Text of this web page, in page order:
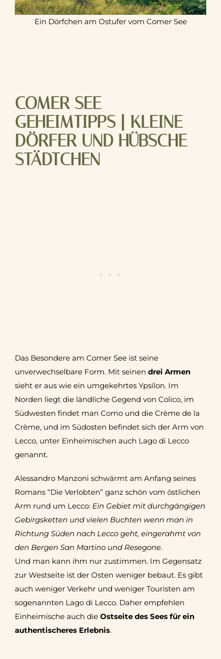
Ein Dörfchen am Ostufer vom Comer See
COMER SEE
GEHEIMTIPPS | KLEINE
DÖRFER UND HÜBSCHE
STÄDTCHEN
Das Besondere am Comer See ist seine
unverwechselbare Form. Mit seinen drei Armen
sieht er aus wie ein umgekehrtes Ypsilon. Im
Norden liegt die ländliche Gegend von Colico, im
Südwesten findet man Como und die Crème de la
Crème, und im Südosten befindet sich der Arm von
Lecco, unter Einheimischen auch Lago di Lecco
genannt.
Alessandro Manzoni schwärmt am Anfang seines
Romans “Die Verlobten” ganz schön vom östlichen
Arm rund um Lecco: Ein Gebiet mit durchgängigen
Gebirgsketten und vielen Buchten wenn man in
Richtung Süden nach Lecco geht, eingerahmt von
den Bergen San Martino und Resegone.
Und man kann ihm nur zustimmen. Im Gegensatz
zur Westseite ist der Osten weniger bebaut. Es gibt
auch weniger Verkehr und weniger Touristen am
sogenannten Lago di Lecco. Daher empfehlen
Einheimische auch die Ostseite des Sees für ein
authentischeres Erlebnis.